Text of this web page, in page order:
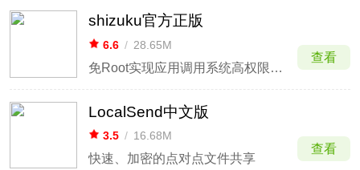
shizuku官方正版
6.6 / 28.65M
免Root实现应用调用系统高权限接口
查看
LocalSend中文版
3.5 / 16.68M
快速、加密的点对点文件共享
查看